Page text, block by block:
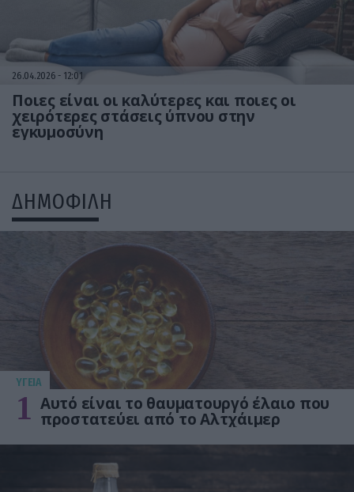
26.04.2026 12:01
Ποιες είναι οι καλύτερες και ποιες οι
χειρότερες στάσεις ύπνου στην
εγκυμοσύνη
ΔΗΜΟΦΙΛΗ
ΥΓΕΙΑ
1 Αυτό είναι το θαυματουργό έλαιο που
προστατεύει από το Αλτχάιμερ